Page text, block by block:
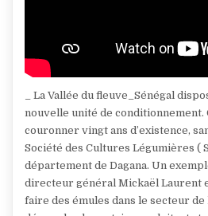
_ La Vallée du fleuve_Sénégal
nouvelle unité de
couronner vingt ans d’existence,
Société des Cultures Légumières (
département de Dagana. Un
directeur général Mickaël Laurent
faire des émules dans le secteur de